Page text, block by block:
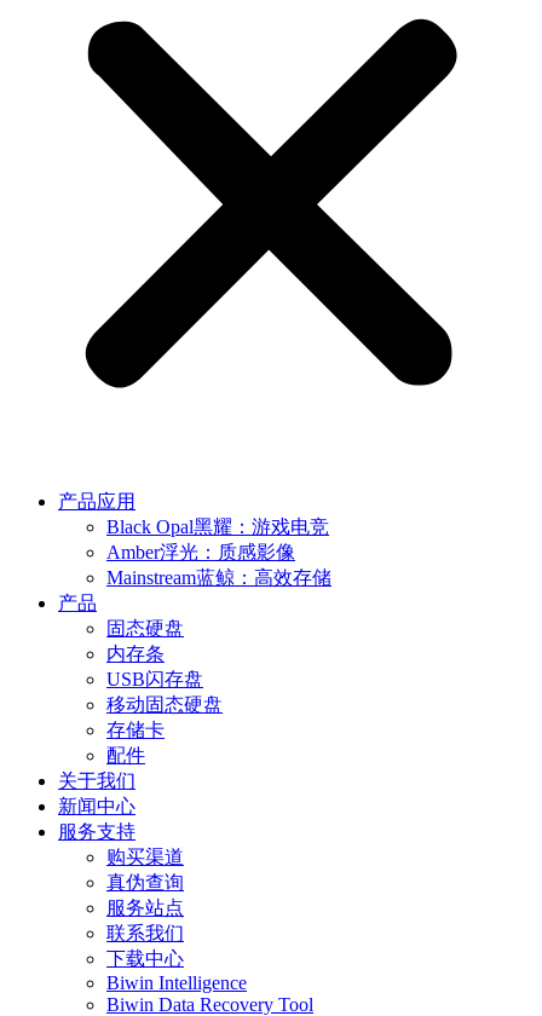
产品应用
Black Opal黑耀：游戏电竞
Amber浮光：质感影像
Mainstream蓝鲸：高效存储
产品
固态硬盘
内存条
USB闪存盘
移动固态硬盘
存储卡
配件
关于我们
新闻中心
服务支持
购买渠道
真伪查询
服务站点
联系我们
下载中心
Biwin Intelligence
Biwin Data Recovery Tool